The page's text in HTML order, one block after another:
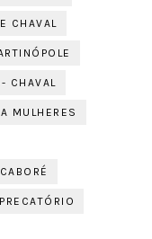
CHAVAL
CHAVAL
MULHERES
PRECATÓRIO